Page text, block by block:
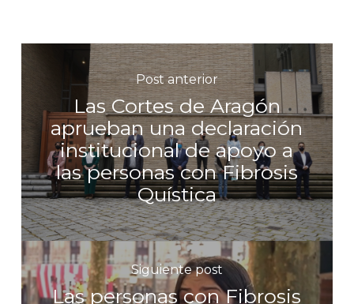
Post anterior
Las Cortes de Aragón
aprueban una declaración
institucional de apoyo a
las personas con Fibrosis
Quística
Siguiente post
Las personas con Fibrosis